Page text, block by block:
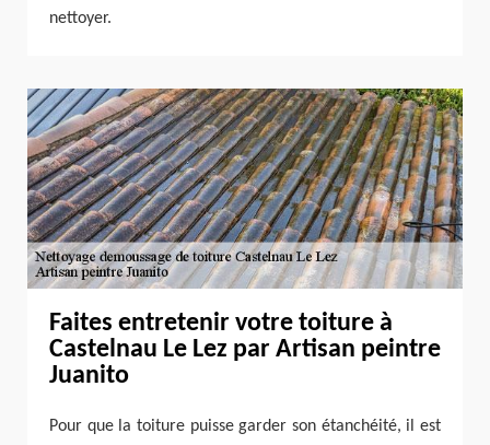
nettoyer.
Faites entretenir votre toiture à
Castelnau Le Lez par Artisan peintre
Juanito
Pour que la toiture puisse garder son étanchéité, il est